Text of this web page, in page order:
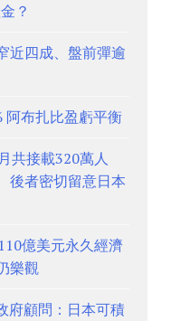
？
近四成、盤前彈逾
阿布扎比盈虧平衡
共接載320萬人
者密切留意日本
億美元永久經濟
樂觀
顧問：日本可積